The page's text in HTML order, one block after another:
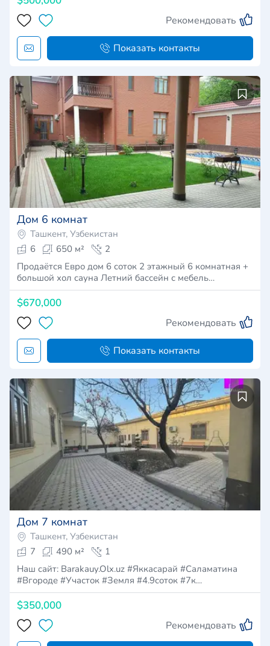
Рекомендовать
Показать контакты
Дом 6 комнат
Ташкент, Узбекистан
6
650 м²
2
Продаётся Евро дом 6 соток 2 этажный 6 комнатная +
большой хол сауна Летний бассейн с мебель…
$670,000
Рекомендовать
Показать контакты
Дом 7 комнат
Ташкент, Узбекистан
7
490 м²
1
Наш сайт: Barakauy.Olx.uz #Яккасарай #Саламатина
#Вгороде #Участок #Земля #4.9соток #7к…
$350,000
Рекомендовать